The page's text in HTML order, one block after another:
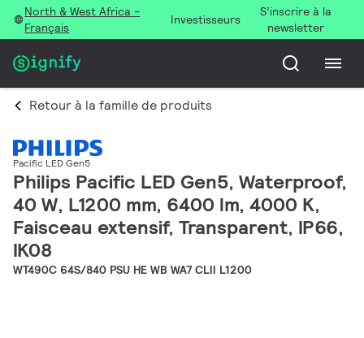
North & West Africa -
Français
Investisseurs
S’inscrire à la
newsletter
Retour à la famille de produits
Pacific LED Gen5
Philips Pacific LED Gen5, Waterproof,
40 W, L1200 mm, 6400 lm, 4000 K,
Faisceau extensif, Transparent, IP66,
IK08
WT490C 64S/840 PSU HE WB WA7 CLII L1200